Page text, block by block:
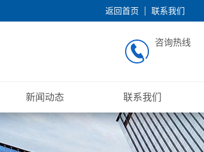
返回首页 联系我们
咨询热线
新闻动态 联系我们